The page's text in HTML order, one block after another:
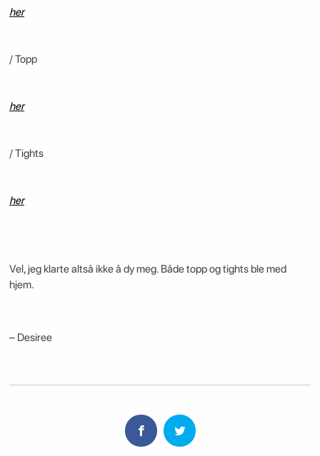
her
/ Topp
her
/ Tights
her
Vel, jeg klarte altså ikke å dy meg. Både topp og tights ble med
hjem.
– Desiree